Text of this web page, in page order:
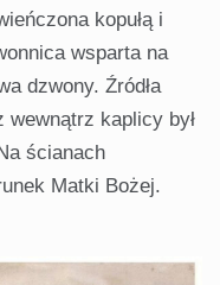
kopułą i
wsparta na
dzwony. Źródła
wewnątrz kaplicy był
ścianach
Matki Bożej.